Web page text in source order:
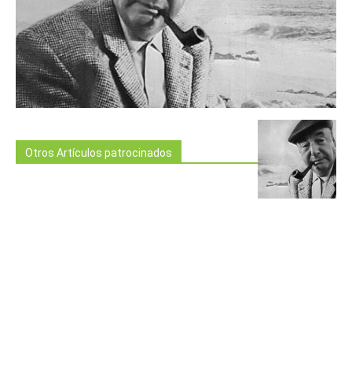
Otros Artículos patrocinados